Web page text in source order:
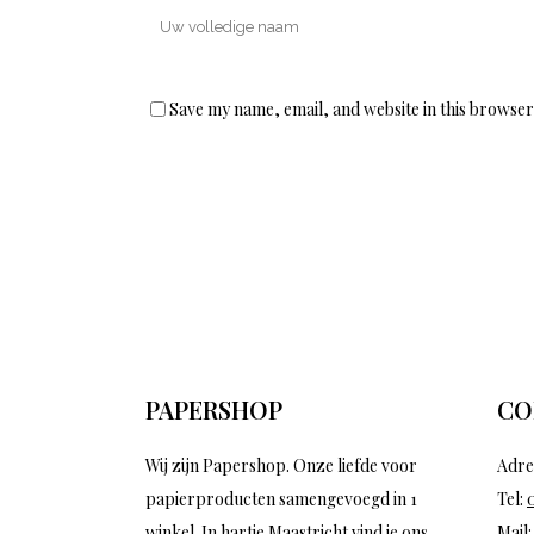
Save my name, email, and website in this
PAPERSHOP
Wij zijn Papershop. Onze liefde voor
papierproducten samengevoegd in 1
Tel: